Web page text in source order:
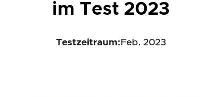
im Test 2023
Testzeitraum: Feb. 2023